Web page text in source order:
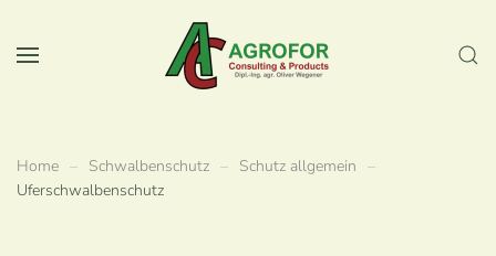
Skip to main content
Home Schwalbenschutz
Schutz allgemein
Uferschwalbenschutz